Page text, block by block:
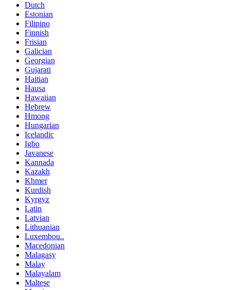
Dutch
Estonian
Filipino
Finnish
Frisian
Galician
Georgian
Gujarati
Haitian
Hausa
Hawaiian
Hebrew
Hmong
Hungarian
Icelandic
Igbo
Javanese
Kannada
Kazakh
Khmer
Kurdish
Kyrgyz
Latin
Latvian
Lithuanian
Luxembou..
Macedonian
Malagasy
Malay
Malayalam
Maltese